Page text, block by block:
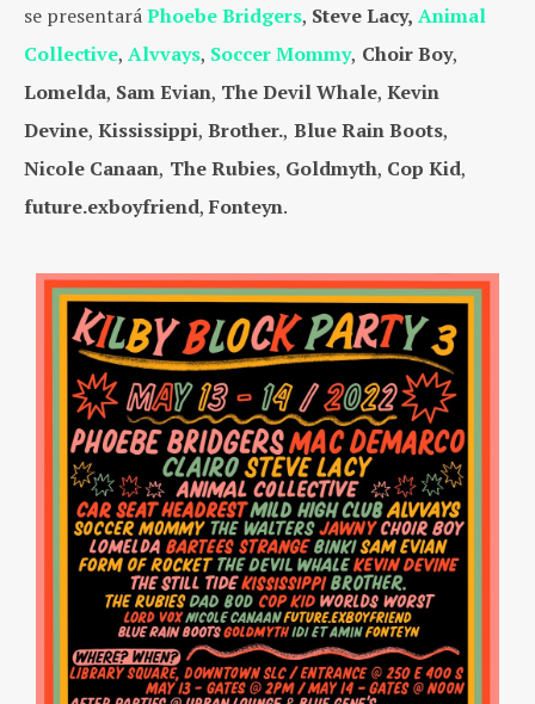
se presentaráPhoebe Bridgers, Steve Lacy, Animal
Collective, Alvvays, Soccer Mommy, Choir Boy,
Lomelda, Sam Evian, The Devil Whale, Kevin
Devine, Kississippi, Brother., Blue Rain Boots,
Nicole Canaan, The Rubies, Goldmyth, Cop Kid,
future.exboyfriend, Fonteyn.